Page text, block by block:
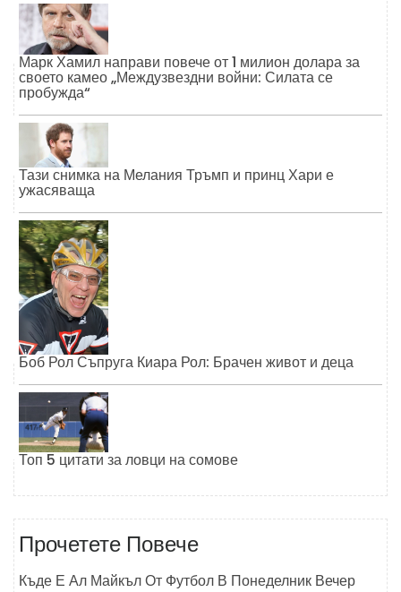
Марк Хамил направи повече от 1 милион долара за
своето камео „Междузвездни войни: Силата се
пробужда“
Тази снимка на Мелания Тръмп и принц Хари е
ужасяваща
Боб Рол Съпруга Киара Рол: Брачен живот и деца
Топ 5 цитати за ловци на сомове
Прочетете Повече
Къде Е Ал Майкъл От Футбол В Понеделник Вечер